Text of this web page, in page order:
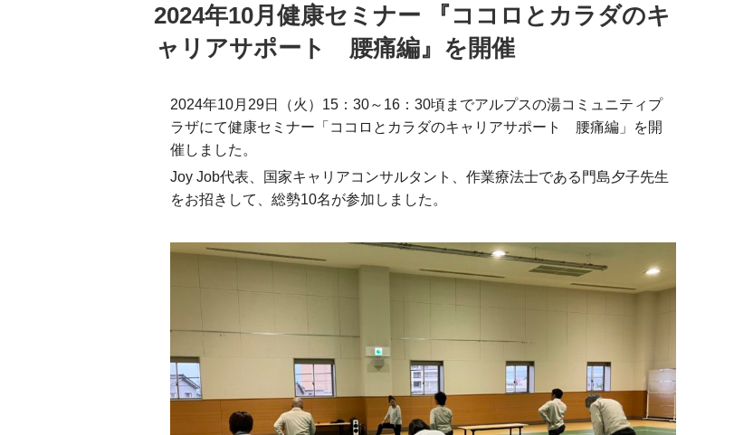
日:
2024年10月健康セミナー 『ココロとカラダのキ
ャリアサポート 腰痛編』を開催
2024年10月29日（火）15：30～16：30頃までアルプスの湯コミュニティプ
ラザにて健康セミナー「ココロとカラダのキャリアサポート 腰痛編」を開
催しました。
Joy Job代表、国家キャリアコンサルタント、作業療法士である門島夕子先生
をお招きして、総勢10名が参加しました。